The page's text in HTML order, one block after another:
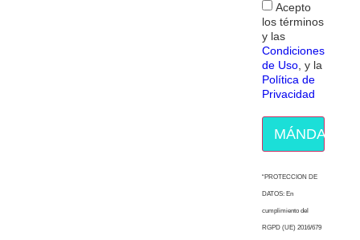
Acepto
los términos
y las
Condiciones
de Uso, y la
Política de
Privacidad
MÁNDAME
“PROTECCION DE
DATOS: En
cumplimiento del
RGPD (UE) 2016/679